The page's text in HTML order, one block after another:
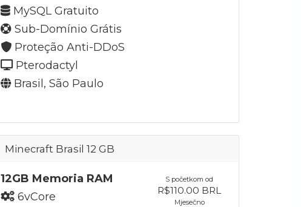
MySQL Gratuito
Sub-Domínio Grátis
Proteção Anti-DDoS
Pterodactyl
Brasil, São Paulo
Minecraft Brasil 12 GB
12GB Memoria RAM
6vCore
S početkom od
R$110.00 BRL
Mjesečno